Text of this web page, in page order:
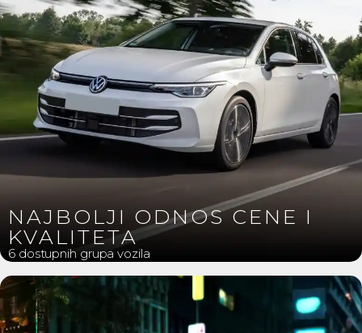
NAJBOLJI ODNOS CENE I
KVALITETA
6 dostupnih grupa vozila